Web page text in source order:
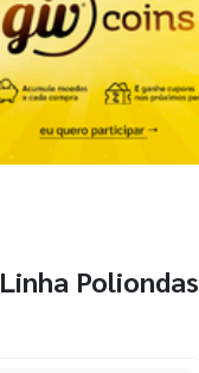
Linha Poliondas